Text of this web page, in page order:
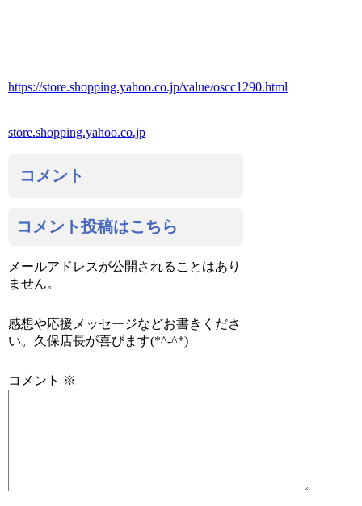
https://store.shopping.yahoo.co.jp/value/oscc1290.html
store.shopping.yahoo.co.jp
コメント
コメント投稿はこちら
メールアドレスが公開されることはあり
ません。
感想や応援メッセージなどお書きくださ
い。久保店長が喜びます(*^-^*)
コメント ※